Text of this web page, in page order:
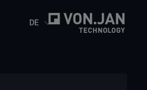
DE